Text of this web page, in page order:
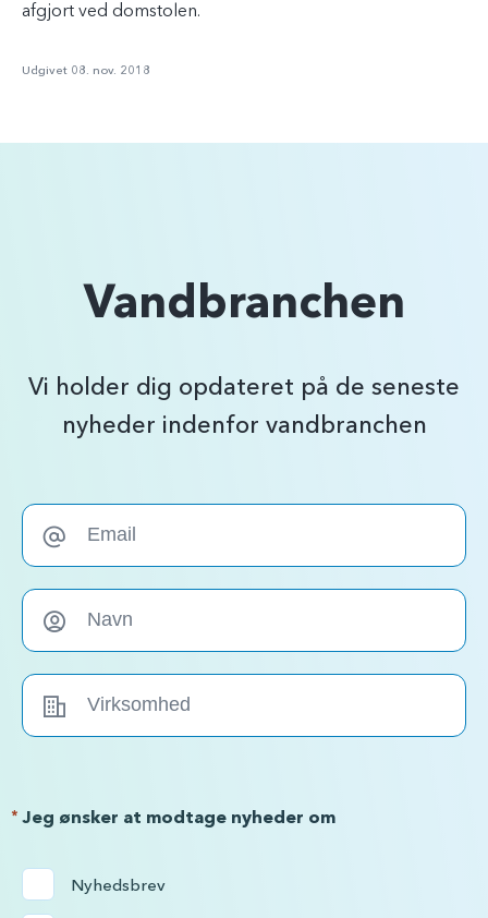
afgjort ved domstolen.
Udgivet 08. nov. 2018
Vandbranchen
Vi holder dig opdateret på de seneste
nyheder indenfor vandbranchen
Jeg ønsker at modtage nyheder om
*
Nyhedsbrev